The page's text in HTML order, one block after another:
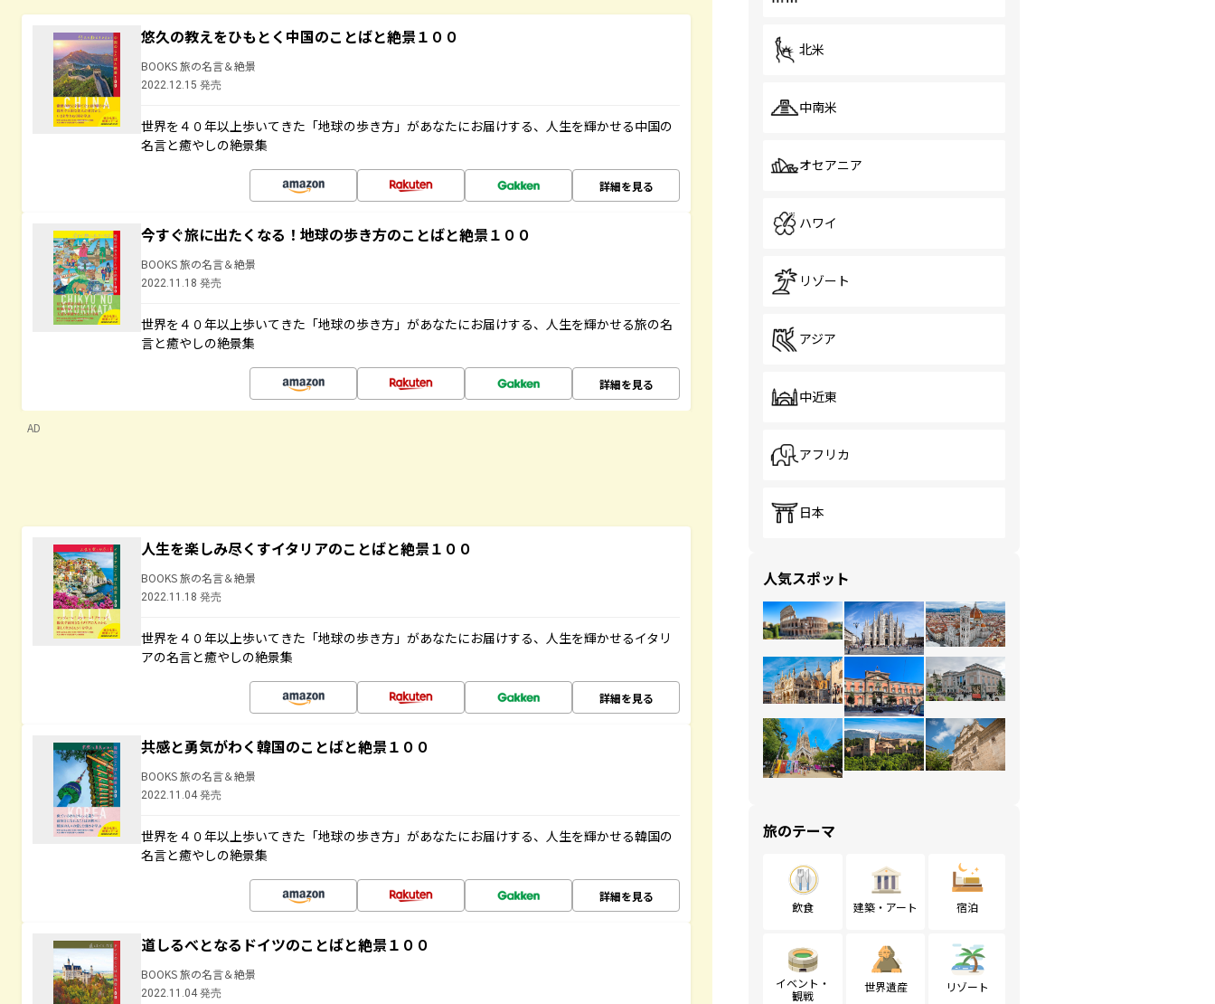
悠久の教えをひもとく中国のことばと絶景１００
BOOKS 旅の名言＆絶景
2022.12.15 発売
世界を４０年以上歩いてきた「地球の歩き方」があなたにお届けする、人生を輝かせる中国の
名言と癒やしの絶景集
詳細を見る
今すぐ旅に出たくなる！地球の歩き方のことばと絶景１００
BOOKS 旅の名言＆絶景
2022.11.18 発売
世界を４０年以上歩いてきた「地球の歩き方」があなたにお届けする、人生を輝かせる旅の名
言と癒やしの絶景集
詳細を見る
AD
人生を楽しみ尽くすイタリアのことばと絶景１００
BOOKS 旅の名言＆絶景
2022.11.18 発売
世界を４０年以上歩いてきた「地球の歩き方」があなたにお届けする、人生を輝かせるイタリ
アの名言と癒やしの絶景集
詳細を見る
共感と勇気がわく韓国のことばと絶景１００
BOOKS 旅の名言＆絶景
2022.11.04 発売
世界を４０年以上歩いてきた「地球の歩き方」があなたにお届けする、人生を輝かせる韓国の
名言と癒やしの絶景集
詳細を見る
道しるべとなるドイツのことばと絶景１００
BOOKS 旅の名言＆絶景
2022.11.04 発売
北米
中南米
オセアニア
ハワイ
リゾート
アジア
中近東
アフリカ
日本
人気スポット
旅のテーマ
飲食 建築・アート 宿泊
イベント・
観戦
世界遺産 リゾート